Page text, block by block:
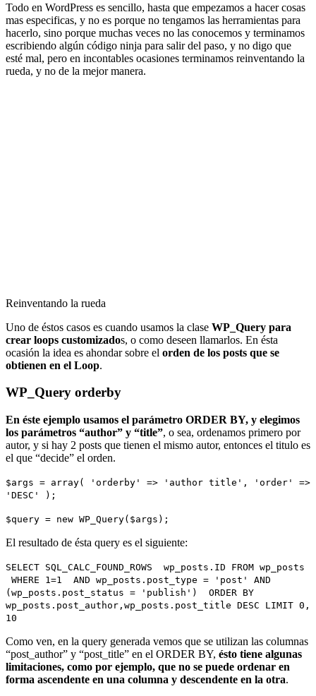
Todo en WordPress es sencillo, hasta que empezamos a hacer cosas
mas especificas, y no es porque no tengamos las herramientas para
hacerlo, sino porque muchas veces no las conocemos y terminamos
escribiendo algún código ninja para salir del paso, y no digo que
esté mal, pero en incontables ocasiones terminamos reinventando la
rueda, y no de la mejor manera.
Reinventando la rueda
Uno de éstos casos es cuando usamos la clase WP_Query para
crear loops customizados, o como deseen llamarlos. En ésta
ocasión la idea es ahondar sobre el orden de los posts que se
obtienen en el Loop.
WP_Query orderby
En éste ejemplo usamos el parámetro ORDER BY, y elegimos
los parámetros “author” y “title”, o sea, ordenamos primero por
autor, y si hay 2 posts que tienen el mismo autor, entonces el titulo es
el que “decide” el orden.
$args = array( 'orderby' => 'author title', 'order' =>
'DESC' );
$query = new WP_Query($args);
El resultado de ésta query es el siguiente:
SELECT SQL_CALC_FOUND_ROWS wp_posts.ID FROM wp_posts
WHERE 1=1 AND wp_posts.post_type = 'post' AND
(wp_posts.post_status = 'publish') ORDER BY
wp_posts.post_author,wp_posts.post_title DESC LIMIT 0,
10
Como ven, en la query generada vemos que se utilizan las columnas
“post_author” y “post_title” en el ORDER BY, ésto tiene algunas
limitaciones, como por ejemplo, que no se puede ordenar en
forma ascendente en una columna y descendente en la otra.